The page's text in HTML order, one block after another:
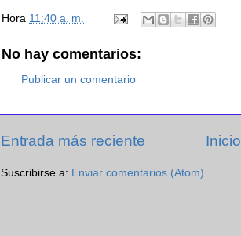
Hora 11:40 a. m.
No hay comentarios:
Publicar un comentario
Entrada más reciente Inicio
Suscribirse a: Enviar comentarios (Atom)